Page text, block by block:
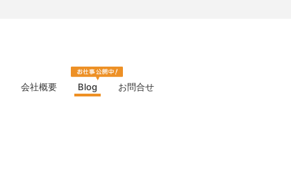
会社概要 Blog お問合せ